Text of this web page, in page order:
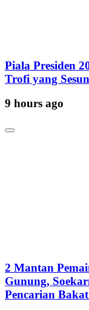
Piala Presiden
Trofi yang
9 hours ago
2 Mantan
Gunung,
Pencarian